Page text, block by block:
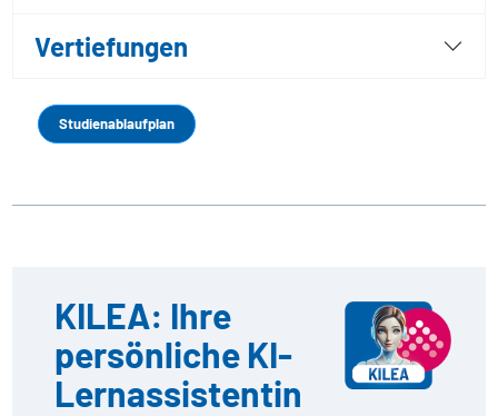
Vertiefungen
Studienablaufplan
KILEA: Ihre
persönliche KI-
Lernassistentin